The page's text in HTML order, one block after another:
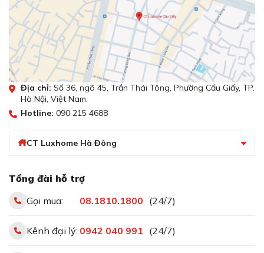
Địa chỉ: Số 36, ngõ 45, Trần Thái Tông, Phường Cầu Giấy, TP.
Hà Nội, Việt Nam.
Hotline: 090 215 4688
CT Luxhome Hà Đông
Tổng đài hỗ trợ
Gọi mua:
08.1810.1800 (24/7)
Kênh đại lý: 0942 040 991 (24/7)